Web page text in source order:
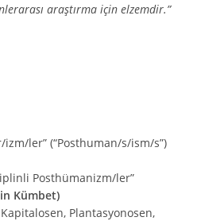
araştırma için elzemdir.”
ler” (“Posthuman/s/ism/s”)
Posthümanizm/ler”
Kümbet)
Plantasyonosen,